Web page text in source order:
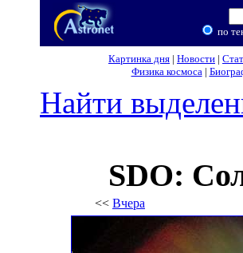
по
Картинка дня | Новости |
Физика космоса|
Найти
SDO:
<< Вчера